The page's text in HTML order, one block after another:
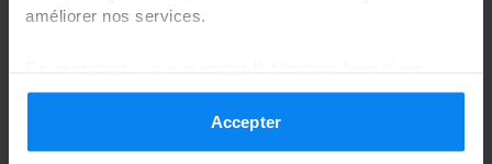
améliorer nos services.
conformément aux règles en vigueur dans votre pays,
mais vous pouvez modifier vos paramètres à tout
moment. Pour plus de détails, consultez notrePolitique
Accepter
Garé du 25/07/2026 au 01/08/2026